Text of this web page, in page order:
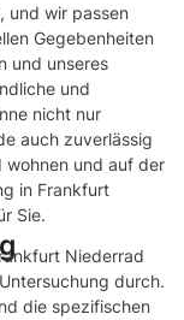
und wir passen
Gegebenheiten
und unseres
und
nicht nur
auch zuverlässig
wohnen und auf der
in Frankfurt
Sie.
Niederrad
durch.
die spezifischen